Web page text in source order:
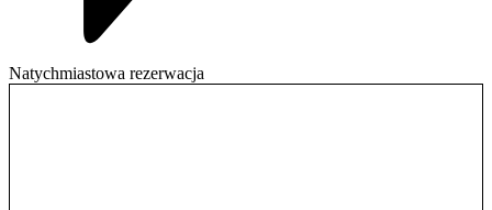
Natychmiastowa rezerwacja